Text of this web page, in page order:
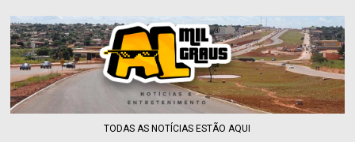
TODAS AS NOTÍCIAS ESTÃO AQUI